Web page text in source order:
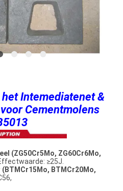
Intemediatenet &
Cementmolens
(ZG50Cr5Mo, ZG60Cr6Mo,
≥25J.
BTMCr20Mo,